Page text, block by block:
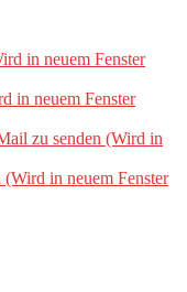
in neuem Fenster
in neuem Fenster
zu senden (Wird in
in neuem Fenster